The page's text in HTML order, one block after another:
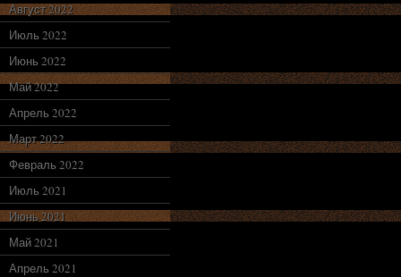
Август 2022
Июль 2022
Июнь 2022
Май 2022
Апрель 2022
Март 2022
Февраль 2022
Июль 2021
Июнь 2021
Май 2021
Апрель 2021